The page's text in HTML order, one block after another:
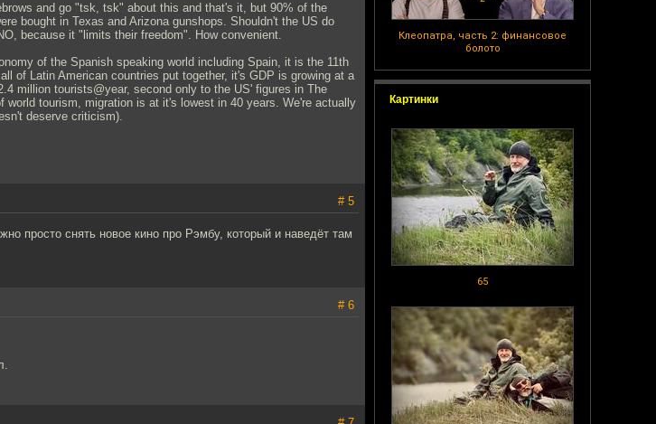
Клеопатра, часть 2: финансовое
болото
Картинки
65
and go "tsk, tsk" about this and that's it, but 90% of the
bought in Texas and Arizona gunshops. Shouldn't the US do
because it "limits their freedom". How convenient.
of the Spanish speaking world including Spain, it is the 11th
of Latin American countries put together, it's GDP is growing at a
million tourists@year, second only to the US' figures in The
world tourism, migration is at it's lowest in 40 years. We're actually
deserve criticism).
# 5
просто снять новое кино про Рэмбу, который и наведёт там
# 6